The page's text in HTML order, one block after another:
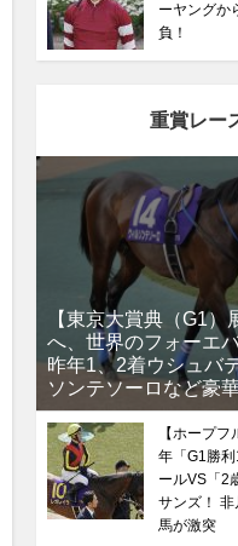
ーヤングか
負！
重賞レー
【東京大賞典（G1）
へ、世界のフォーエ
昨年1、2着ウシュバ
ソンテソーロなど豪
【ホープ
年「G1勝
ールVS「2
サンズ！
馬が激突